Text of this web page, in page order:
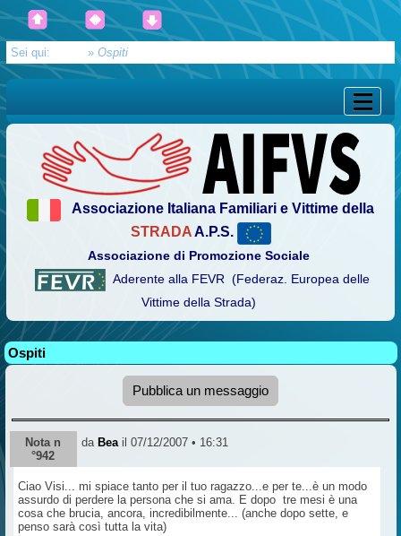
Sei qui: » Ospiti
Associazione Italiana Familiari e Vittime della
STRADAA.P.S.
Associazione di Promozione Sociale
Aderente alla FEVR (Federaz. Europea delle
Vittime della Strada)
Ospiti
Pubblica un messaggio
Nota n
°942
da Bea il 07/12/2007 • 16:31
Ciao Visi... mi spiace tanto per il tuo ragazzo...e per te...è un modo
assurdo di perdere la persona che si ama. E dopo tre mesi è una
cosa che brucia, ancora, incredibilmente... (anche dopo sette, e
penso sarà così tutta la vita)